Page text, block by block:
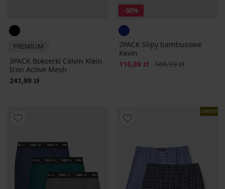
PREMIUM
3PACK Bokserki Calvin Klein
Icon Active Mesh
241,99 zł
-30%
2PACK Slipy bambusowe
Kevin
Zniżka
116,89 zł Pierwotna cena
166,99 zł
LIMITED